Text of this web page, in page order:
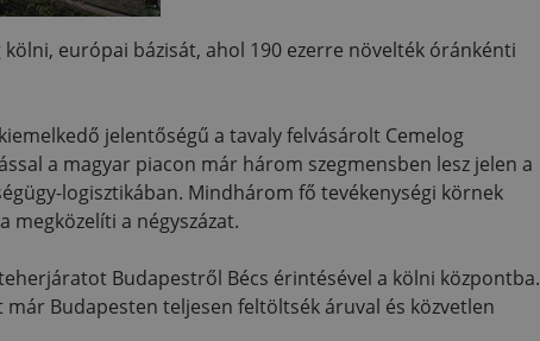
európai bázisát, ahol 190 ezerre növelték óránkénti
jelentőségű a tavaly felvásárolt Cemelog
a magyar piacon már három szegmensben lesz jelen a
logisztikában. Mindhárom fő tevékenységi körnek
megközelíti a négyszázat.
Budapestről Bécs érintésével a kölni központba.
Budapesten teljesen feltöltsék áruval és közvetlen